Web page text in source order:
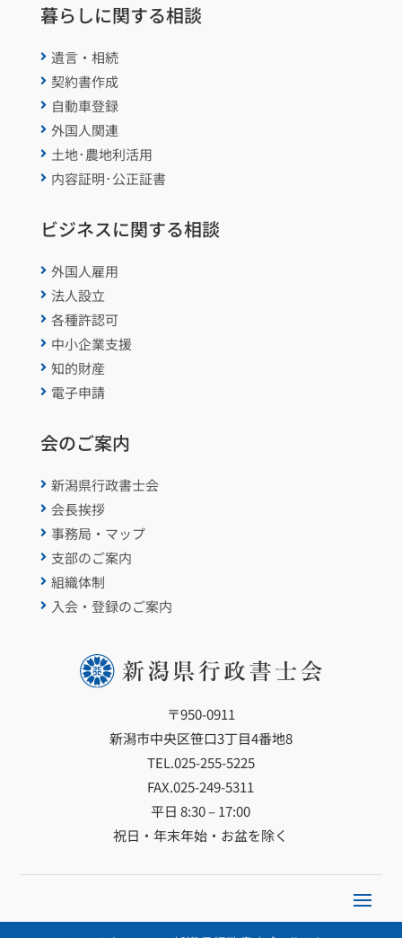
〒950-0911
新潟市中央区笹口3丁目4番地8
TEL.025-255-5225
FAX.025-249-5311
平日 8:30 – 17:00
祝日・年末年始・お盆を除く
暮らしに関する相談
 遺言・相続
 契約書作成
 自動車登録
 外国人関連
 土地･農地利活用
 内容証明･公正証書
ビジネスに関する相談
 外国人雇用
 法人設立
 各種許認可
 中小企業支援
 知的財産
 電子申請
会のご案内
 新潟県行政書士会
 会長挨拶
 事務局・マップ
 支部のご案内
 組織体制
 入会・登録のご案内